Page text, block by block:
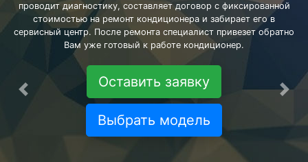
проводит диагностику, составляет договор с фиксированной
стоимостью на ремонт кондиционера и забирает его в
сервисный центр. После ремонта специалист привезет обратно
Вам уже готовый к работе кондиционер.
Оставить заявку
Выбрать модель
Предыдущая